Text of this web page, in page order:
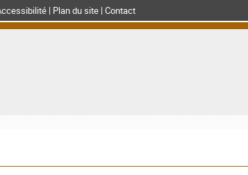
Plan du site Contact